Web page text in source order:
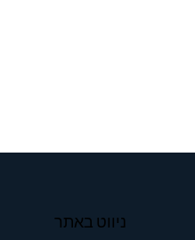
ניווט באתר